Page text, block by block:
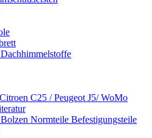
C25 / Peugeot J5/ WoMo
Normteile Befestigungsteile